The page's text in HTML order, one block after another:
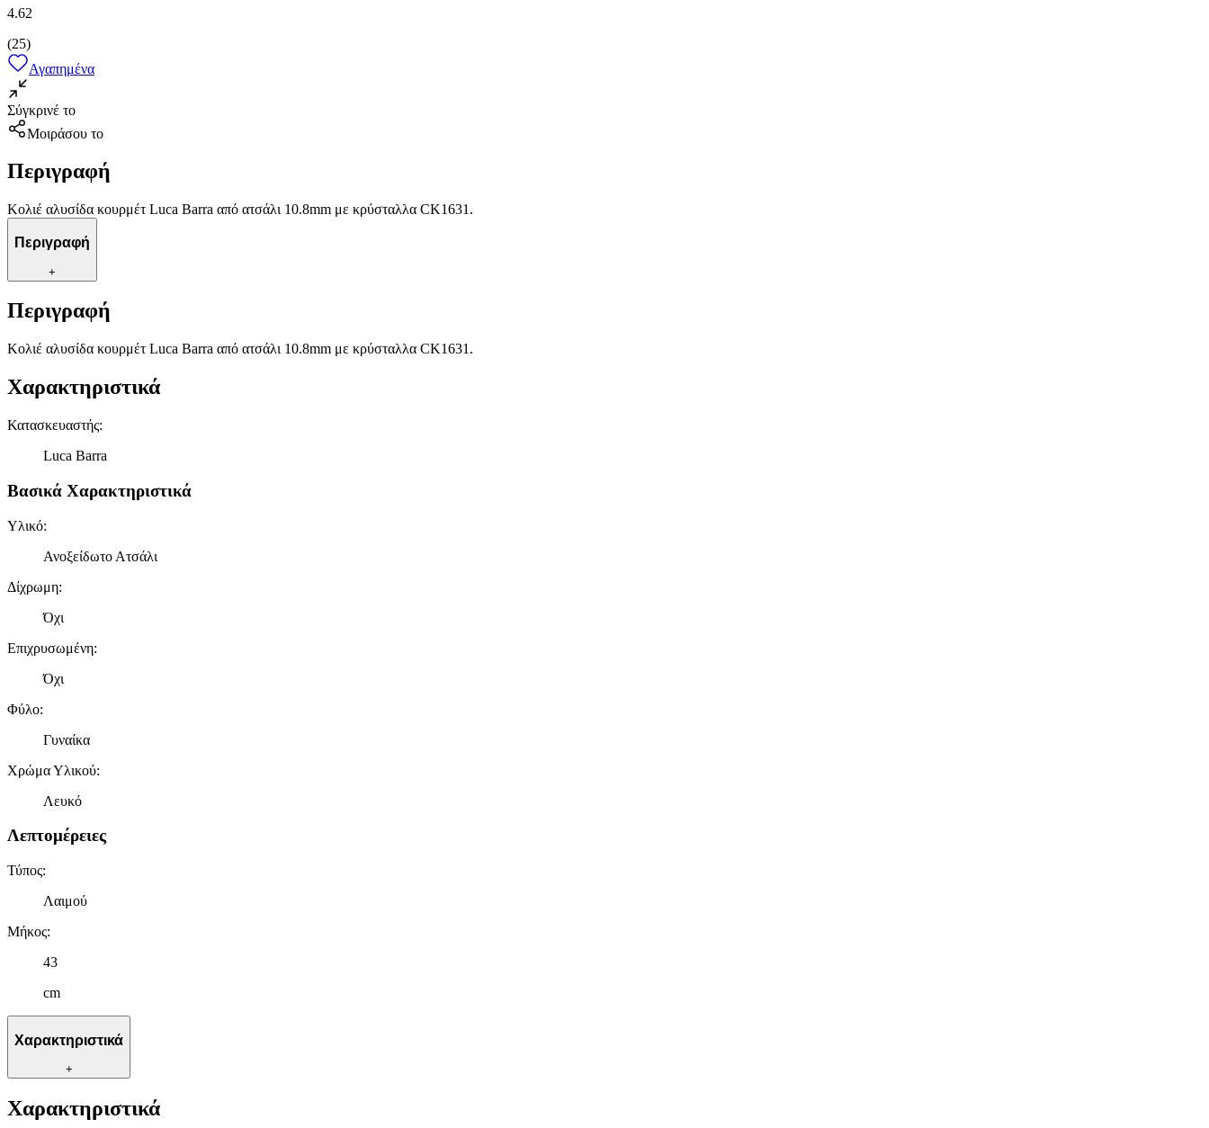
4.62
(25)
Αγαπημένα
Σύγκρινέ το
Μοιράσου το
Περιγραφή
Κολιέ αλυσίδα κουρμέτ Luca Barra από ατσάλι 10.8mm με κρύσταλλα CK1631.
Περιγραφή
+
Περιγραφή
Κολιέ αλυσίδα κουρμέτ Luca Barra από ατσάλι 10.8mm με κρύσταλλα CK1631.
Χαρακτηριστικά
Κατασκευαστής:
Luca Barra
Βασικά Χαρακτηριστικά
Υλικό:
Ανοξείδωτο Ατσάλι
Δίχρωμη:
Όχι
Επιχρυσωμένη:
Όχι
Φύλο:
Γυναίκα
Χρώμα Υλικού:
Λευκό
Λεπτομέρειες
Τύπος:
Λαιμού
Μήκος:
43
cm
Χαρακτηριστικά
+
Χαρακτηριστικά